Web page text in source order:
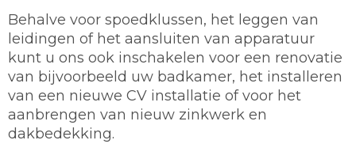
Behalve voor spoedklussen, het leggen van
leidingen of het aansluiten van apparatuur
kunt u ons ook inschakelen voor een renovatie
van bijvoorbeeld uw badkamer, het installeren
van een nieuwe CV installatie of voor het
aanbrengen van nieuw zinkwerk en
dakbedekking.